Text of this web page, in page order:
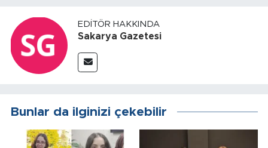
EDITÖR HAKKINDA
Sakarya Gazetesi
Bunlar da ilginizi çekebilir